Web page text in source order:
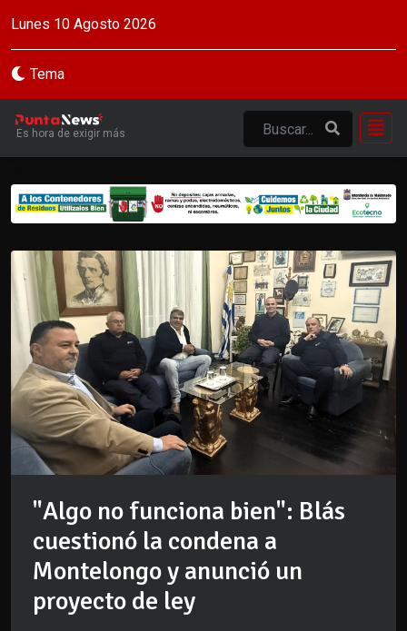
Lunes 10 Agosto 2026
Tema
Es hora de exigir más
"Algo no funciona bien": Blás
cuestionó la condena a
Montelongo y anunció un
proyecto de ley